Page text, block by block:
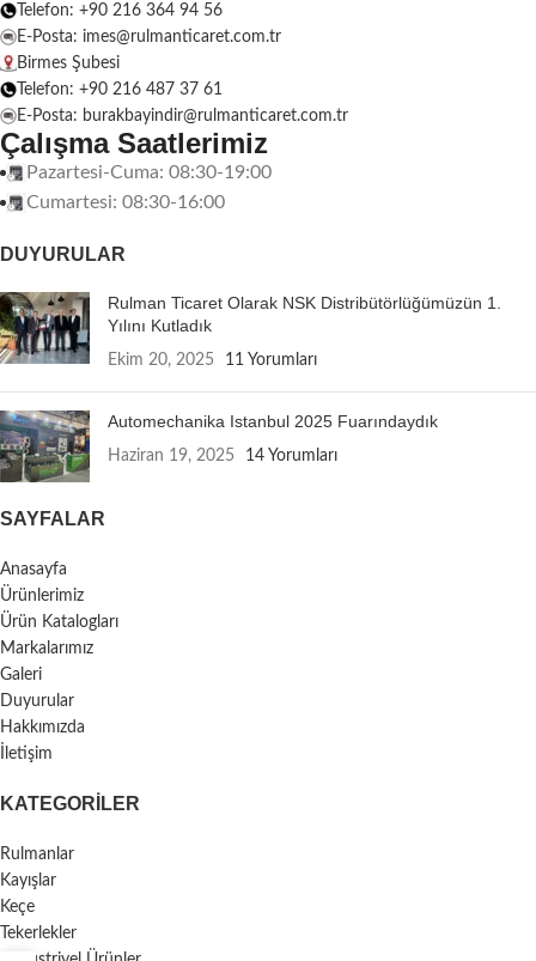
Telefon: +90 216 364 94 56
E-Posta: imes@rulmanticaret.com.tr
Birmes Şubesi
Telefon: +90 216 487 37 61
E-Posta: burakbayindir@rulmanticaret.com.tr
Çalışma Saatlerimiz
Pazartesi-Cuma: 08:30-19:00
Cumartesi: 08:30-16:00
DUYURULAR
Rulman Ticaret Olarak NSK Distribütörlüğümüzün 1.
Yılını Kutladık
Ekim 20, 2025 11 Yorumları
Automechanika Istanbul 2025 Fuarındaydık
Haziran 19, 2025 14 Yorumları
SAYFALAR
Anasayfa
Ürünlerimiz
Ürün Katalogları
Markalarımız
Galeri
Duyurular
Hakkımızda
İletişim
KATEGORILER
Rulmanlar
Kayışlar
Keçe
Tekerlekler